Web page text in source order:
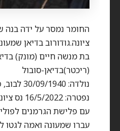
החומר נמסר על ידה בנה
ציונה.גודורוב בדיאן
בת מנשה חיים (מונק)
(ריכטר)בדיאן-סובול
נולדה: 30/09/1940 לבוב, פולין
נפטרה: 16/5/2022 נס ציונה
עברו שמעונה ואמה לגטו